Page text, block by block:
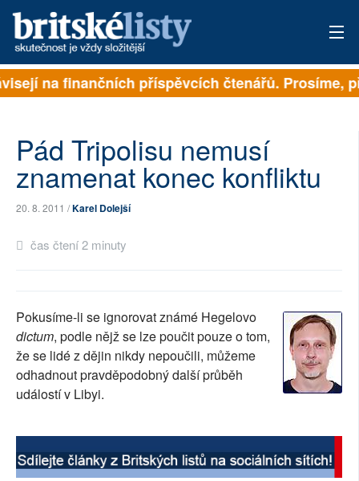
PŘIHLÁSIT
ARCHIV
PŘÍSPĚVKY NA PROVOZ
SOCIÁLNÍ SÍTĚ
PLNÁ VERZE STRÁNEK
na finančních příspěvcích čtenářů. Prosíme,
Pád Tripolisu nemusí
znamenat konec konfliktu
20. 8. 2011 /Karel Dolejší
čas čtení 2 minuty
Pokusíme-li se ignorovat známé Hegelovo
dictum, podle nějž se lze poučit pouze o tom,
že se lidé z dějin nikdy nepoučili, můžeme
odhadnout pravděpodobný další průběh
událostí v Libyi.